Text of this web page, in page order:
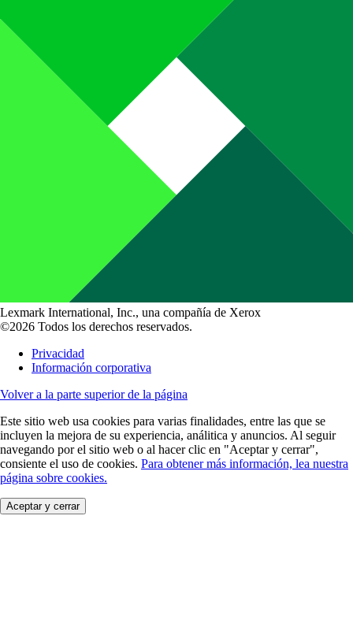
Lexmark International, Inc., una compañía de Xerox
©2026 Todos los derechos reservados.
Privacidad
Información corporativa
Volver a la parte superior de la página
Este sitio web usa cookies para varias finalidades, entre las que se
incluyen la mejora de su experiencia, análitica y anuncios. Al seguir
navegando por el sitio web o al hacer clic en "Aceptar y cerrar",
consiente el uso de cookies. Para obtener más información, lea nuestra
página sobre cookies.
Aceptar y cerrar